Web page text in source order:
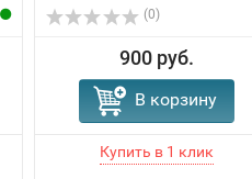
(0)
900 руб.
В корзину